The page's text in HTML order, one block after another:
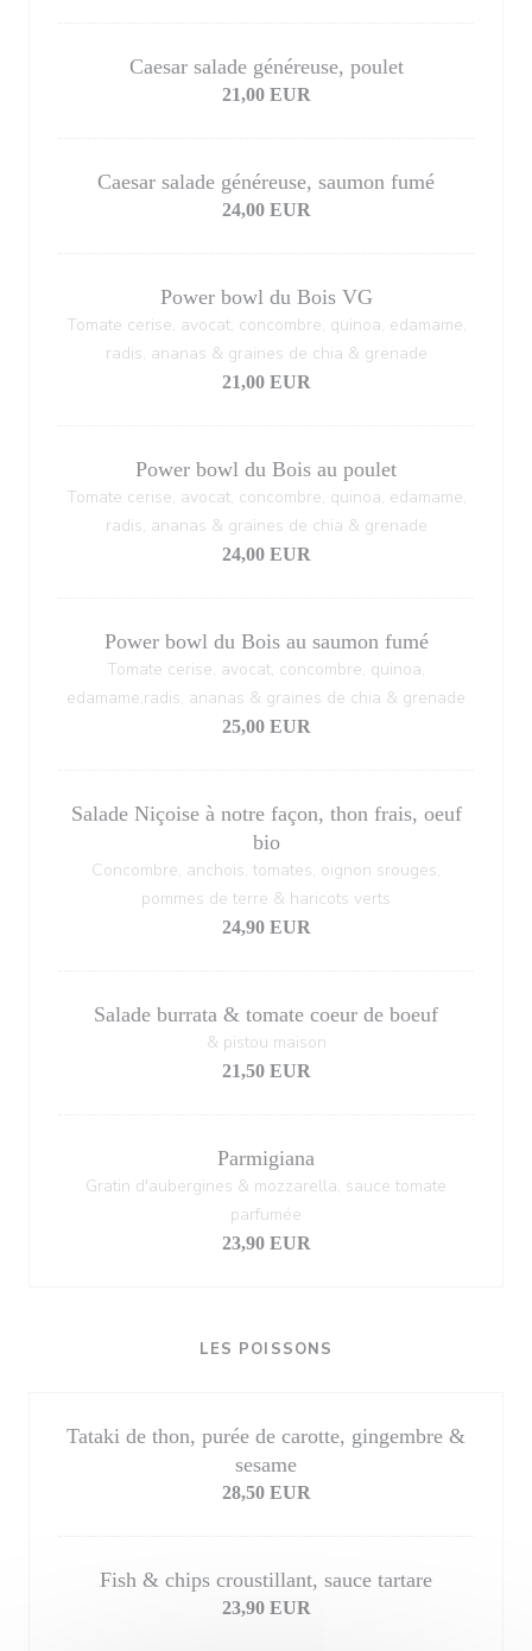
Caesar salade généreuse, poulet
21,00 EUR
Caesar salade généreuse, saumon fumé
24,00 EUR
Power bowl du Bois VG
Tomate cerise, avocat, concombre, quinoa, edamame,
radis, ananas & graines de chia & grenade
21,00 EUR
Power bowl du Bois au poulet
Tomate cerise, avocat, concombre, quinoa, edamame,
radis, ananas & graines de chia & grenade
24,00 EUR
Power bowl du Bois au saumon fumé
Tomate cerise, avocat, concombre, quinoa,
edamame,radis, ananas & graines de chia & grenade
25,00 EUR
Salade Niçoise à notre façon, thon frais, oeuf
bio
Concombre, anchois, tomates, oignon srouges,
pommes de terre & haricots verts
24,90 EUR
Salade burrata & tomate coeur de boeuf
& pistou maison
21,50 EUR
Parmigiana
Gratin d'aubergines & mozzarella, sauce tomate
parfumée
23,90 EUR
LES POISSONS
Tataki de thon, purée de carotte, gingembre &
sesame
28,50 EUR
Fish & chips croustillant, sauce tartare
23,90 EUR